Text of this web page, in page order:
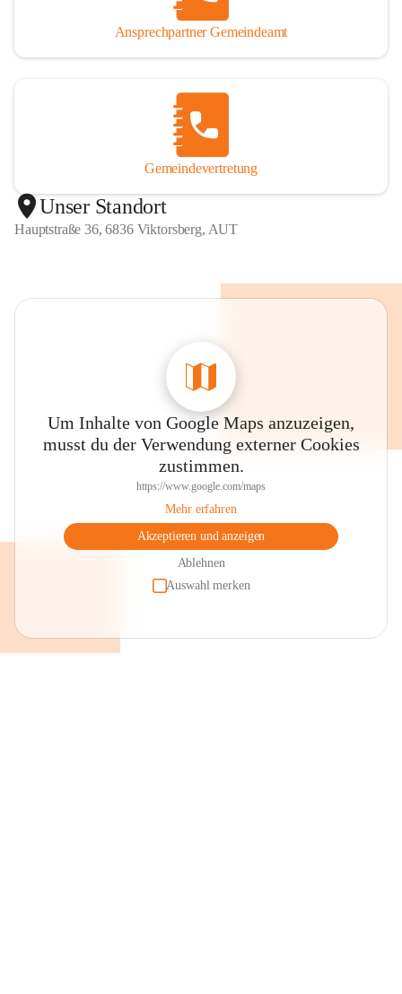
Ansprechpartner Gemeindeamt
Gemeindevertretung
Unser Standort
Hauptstraße 36, 6836 Viktorsberg, AUT
Um Inhalte von Google Maps anzuzeigen,
musst du der Verwendung externer Cookies
zustimmen.
https://www.google.com/maps
Mehr erfahren
Akzeptieren und anzeigen
Ablehnen
Auswahl merken